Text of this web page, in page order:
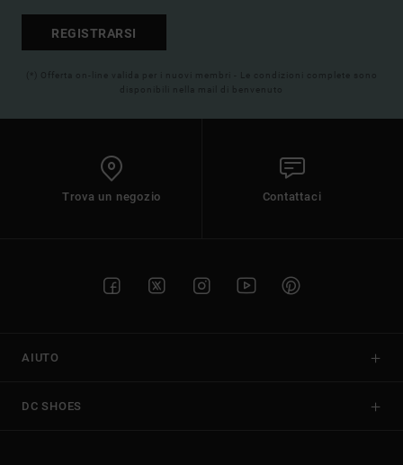
REGISTRARSI
(*) Offerta on-line valida per i nuovi membri - Le condizioni complete sono
disponibili nella mail di benvenuto
Trova un negozio Contattaci
AIUTO
DC SHOES